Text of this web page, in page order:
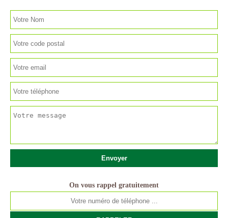
On vous rappel gratuitement